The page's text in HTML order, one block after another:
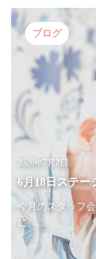
ブログ
2026年7月2日
6月18日ステー
今月のスタッフ
に、...